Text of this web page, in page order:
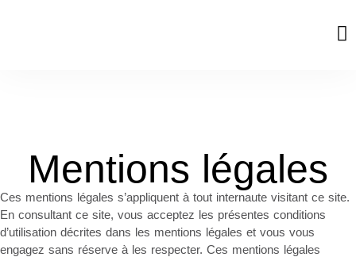
Mentions légales
Ces mentions légales s’appliquent à tout internaute visitant ce site.
En consultant ce site, vous acceptez les présentes conditions
d’utilisation décrites dans les mentions légales et vous vous
engagez sans réserve à les respecter. Ces mentions légales